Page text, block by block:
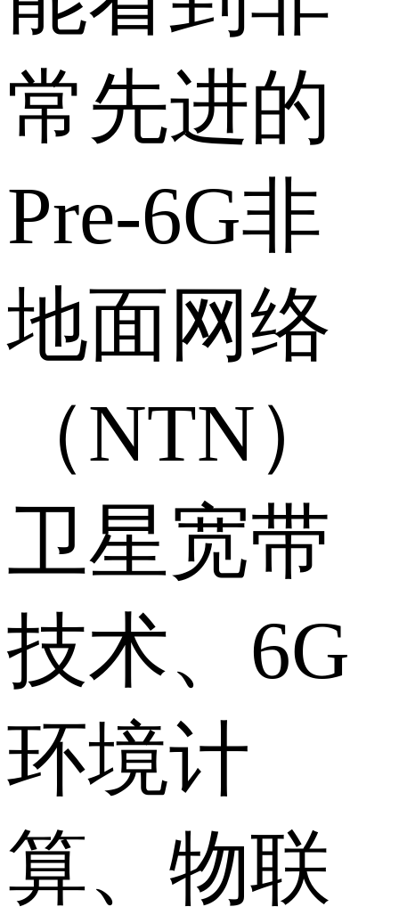
常先进的
Pre-6G非
地面网络
（NTN）
卫星宽带
技术、6G
环境计
算、物联